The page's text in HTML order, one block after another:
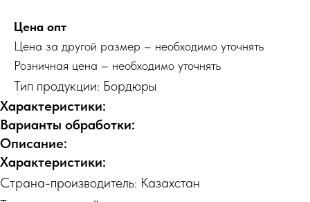
Цена опт
Цена за другой размер – необходимо уточнять
Розничная цена – необходимо уточнять
Тип продукции: Бордюры
Характеристики:
Варианты обработки:
Описание:
Характеристики:
Страна-производитель: Казахстан